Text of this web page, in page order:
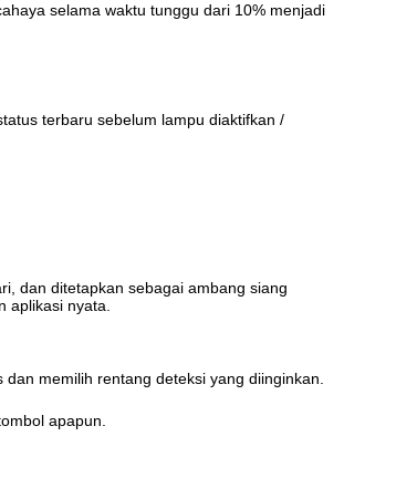
selama waktu tunggu dari 10% menjadi
terbaru sebelum lampu diaktifkan /
dan ditetapkan sebagai ambang siang
aplikasi nyata.
memilih rentang deteksi yang diinginkan.
apapun.